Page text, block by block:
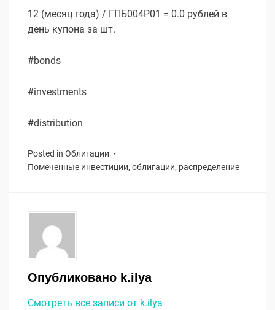
12 (месяц года) / ГПБ004Р01 = 0.0 рублей в
день купона за шт.
#bonds
#investments
#distribution
Posted in Облигации
Помеченные инвестиции, облигации, распределение
Опубликовано k.ilya
Смотреть все записи от k.ilya